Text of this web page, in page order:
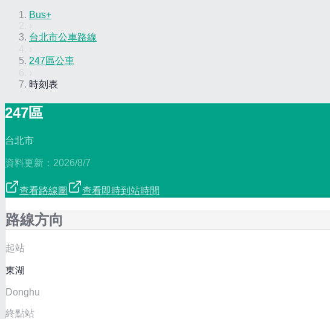
Bus+
台北市公車路線
247區公車
時刻表
247區
台北市
資料更新： 2026/8/7
查看路線圖 查看即時到站時間
路線方向
起站
東湖
Donghu
終點站